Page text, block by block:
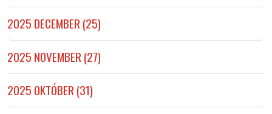
2025 DECEMBER (25)
2025 NOVEMBER (27)
2025 OKTÓBER (31)